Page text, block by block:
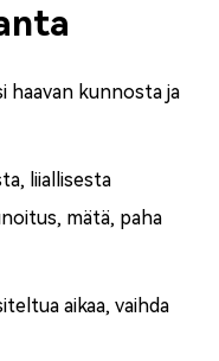
haavan kunnosta ja
liiallisesta
mätä, paha
aikaa, vaihda